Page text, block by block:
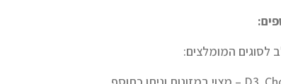
לסוגים המומלצים: